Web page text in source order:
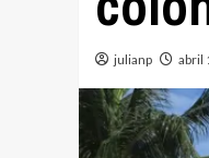
julianp abril